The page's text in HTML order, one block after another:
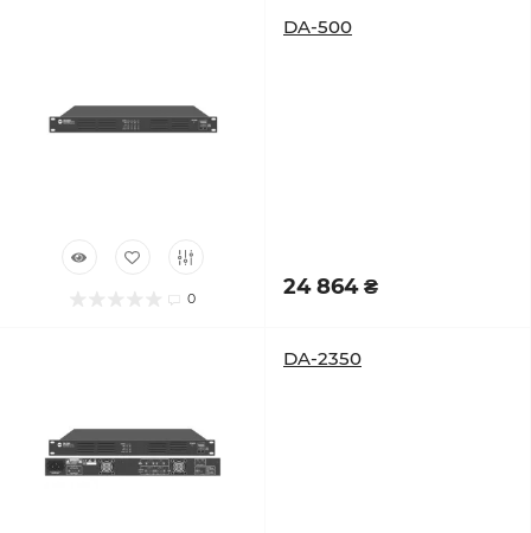
0
DA-500
24 864 ₴
DA-2350